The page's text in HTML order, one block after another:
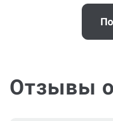
Помощь с
практике
Отзывы